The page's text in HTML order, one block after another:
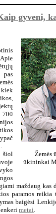
gyveni,
Žemės
ūkininkai
kiek
maždaug
paramos
baigėsi
metai.